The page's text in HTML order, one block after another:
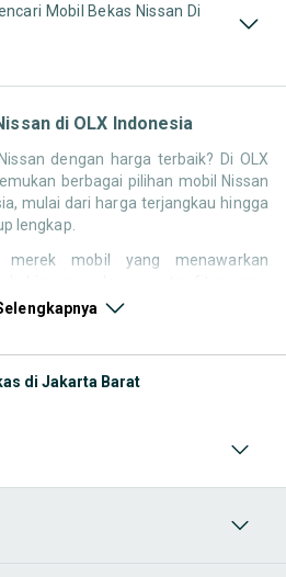
Mobil Bekas Nissan Di
di OLX Indonesia
dengan harga terbaik? Di OLX
berbagai pilihan mobil Nissan
mulai dari harga terjangkau hingga
lengkap.
merek mobil yang menawarkan
ini membuat pencarian seperti mobil
bisa langsung membandingkan
yang Paling Banyak Dicari
permintaan yang cukup stabil di
di Jakarta Barat